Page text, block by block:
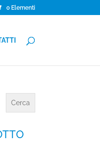
0 Elementi
Cerca